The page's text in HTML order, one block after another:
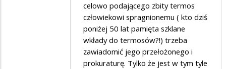
celowo podającego zbity termos
człowiekowi spragnionemu ( kto dziś
poniżej 50 lat pamięta szklane
wkłady do termosów?!) trzeba
zawiadomić jego przełożonego i
prokuraturę. Tylko że jest w tym tyle